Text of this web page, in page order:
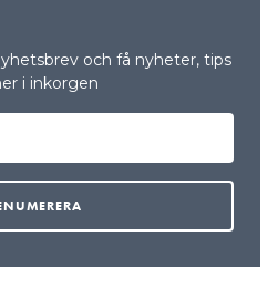
och få nyheter, tips
i inkorgen